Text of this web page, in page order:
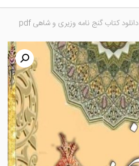
دانلود کتاب گنج نامه وزیری و شاهی pdf